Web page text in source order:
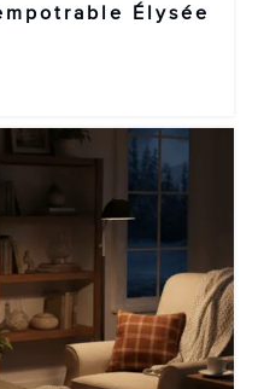
Élysée